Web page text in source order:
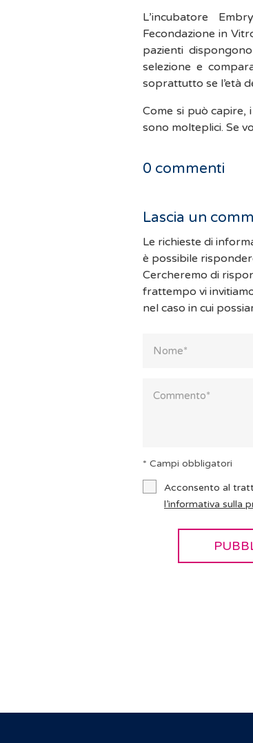
L’incubatore
Fecondazione in
pazienti
selezione e
soprattutto se l’età
Come si può capire,
sono molteplici. Se
0 commenti
Lascia un
Le richieste di
è possibile
Cercheremo di
frattempo vi
nel caso in cui
* Campi obbligatori
Acconsento al
l’informativa sulla